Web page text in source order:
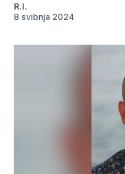
R.I.
8 svibnja 2024